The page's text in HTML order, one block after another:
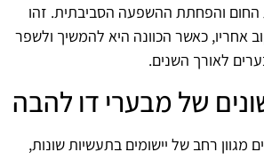
החום והפחתת ההשפעה הסביבתית. זהו
אחריו, כאשר הכוונה היא להמשיך ולשפר
לאורך השנים.
של מבערי דו להבה
מגוון רחב של יישומים בתעשיות שונות,